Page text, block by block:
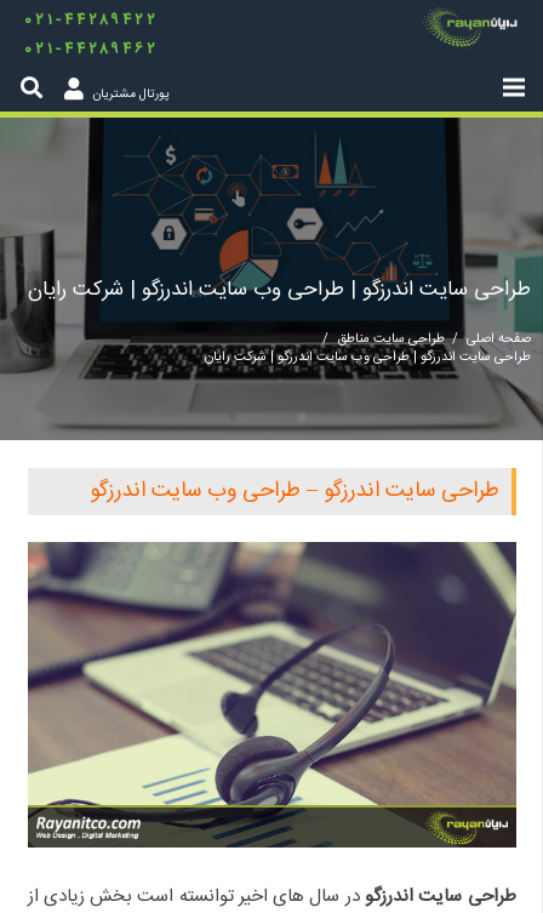
۰۲۱-۴۴۲۸۹۴۲۲
۰۲۱-۴۴۲۸۹۴۶۲
پورتال مشتریان
طراحی سایت اندرزگو | طراحی وب سایت اندرزگو | شرکت رایان
صفحه اصلی / طراحی سایت مناطق /
طراحی سایت اندرزگو | طراحی وب سایت اندرزگو | شرکت رایان
طراحی سایت اندرزگو – طراحی وب سایت اندرزگو
طراحی سایت اندرزگودر سال های اخیر توانسته است بخش زیادی از